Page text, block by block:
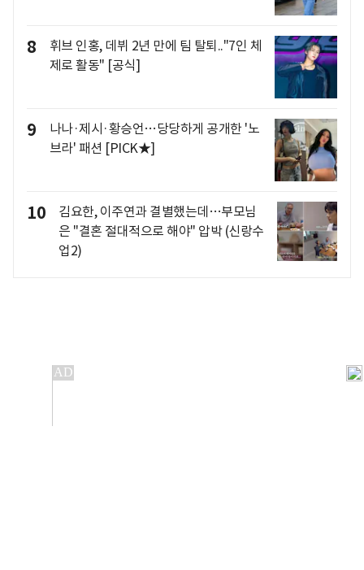
8
휘브 인홍, 데뷔 2년 만에 팀 탈퇴.."7인 체
제로 활동" [공식]
9
나나·제시·황승언…당당하게 공개한 '노
브라' 패션 [PICK★]
10
김요한, 이주연과 결별했는데…부모님
은 "결혼 절대적으로 해야" 압박 (신랑수
업2)